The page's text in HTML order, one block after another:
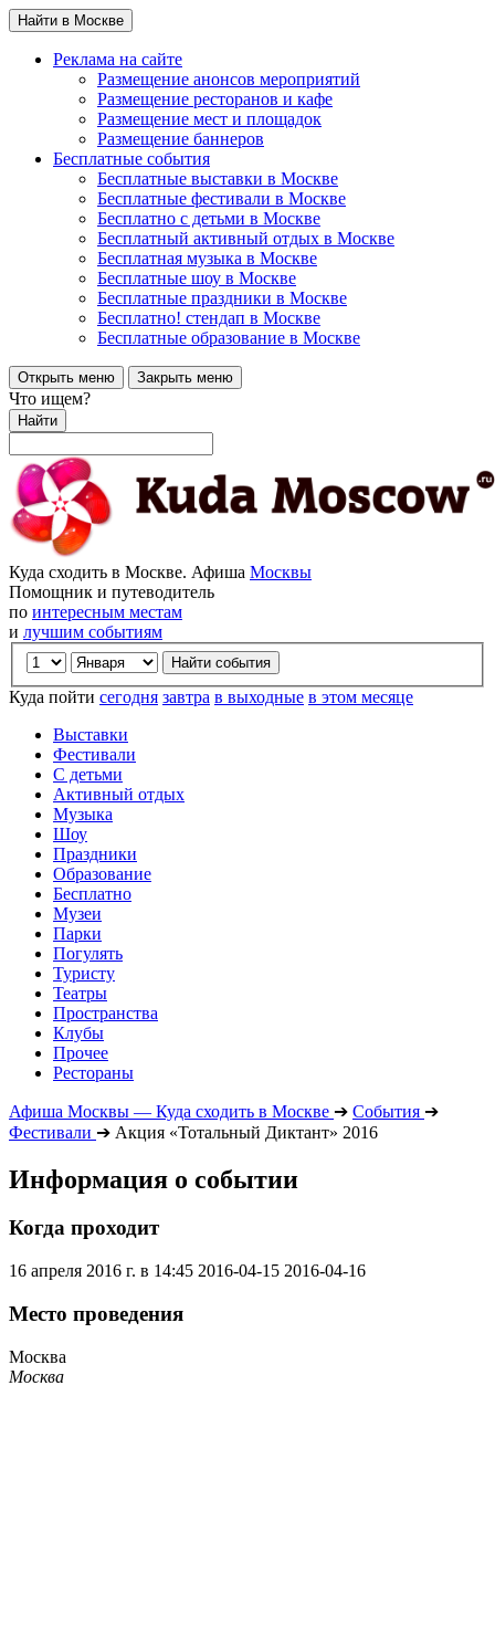
Найти в Москве
Реклама на сайте
Размещение анонсов мероприятий
Размещение ресторанов и кафе
Размещение мест и площадок
Размещение баннеров
Бесплатные события
Бесплатные выставки в Москве
Бесплатные фестивали в Москве
Бесплатно с детьми в Москве
Бесплатный активный отдых в Москве
Бесплатная музыка в Москве
Бесплатные шоу в Москве
Бесплатные праздники в Москве
Бесплатно! стендап в Москве
Бесплатные образование в Москве
Открыть меню Закрыть меню
Что ищем?
Найти
Куда сходить в Москве. Афиша Москвы
Помощник и путеводитель
по интересным местам
и лучшим событиям
Куда пойти сегодня завтра в выходные в этом месяце
Выставки
Фестивали
С детьми
Активный отдых
Музыка
Шоу
Праздники
Образование
Бесплатно
Музеи
Парки
Погулять
Туристу
Театры
Пространства
Клубы
Прочее
Рестораны
Афиша Москвы — Куда сходить в Москве ➔ События ➔
Фестивали ➔ Акция «Тотальный Диктант» 2016
Информация о событии
Когда проходит
16 апреля 2016 г. в 14:45 2016-04-15 2016-04-16
Место проведения
Москва
Москва